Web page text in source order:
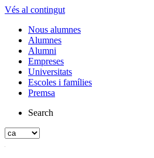
Vés al contingut
Nous alumnes
Alumnes
Alumni
Empreses
Universitats
Escoles i famílies
Premsa
Search